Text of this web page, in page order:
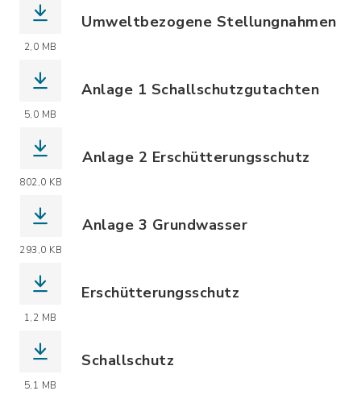
2,0 MB
Umweltbezogene Stellungnahmen
5,0 MB
Anlage 1 Schallschutzgutachten
802,0 KB
Anlage 2 Erschütterungsschutz
293,0 KB
Anlage 3 Grundwasser
1,2 MB
Erschütterungsschutz
5,1 MB
Schallschutz